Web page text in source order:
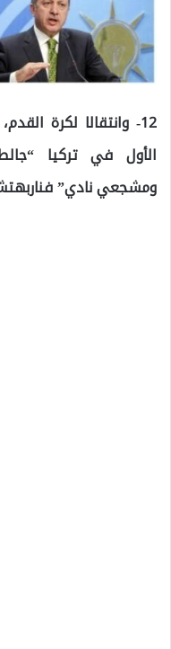
12- وانتقالا لكرة
الأول في تركيا
ومشجعي نادي”